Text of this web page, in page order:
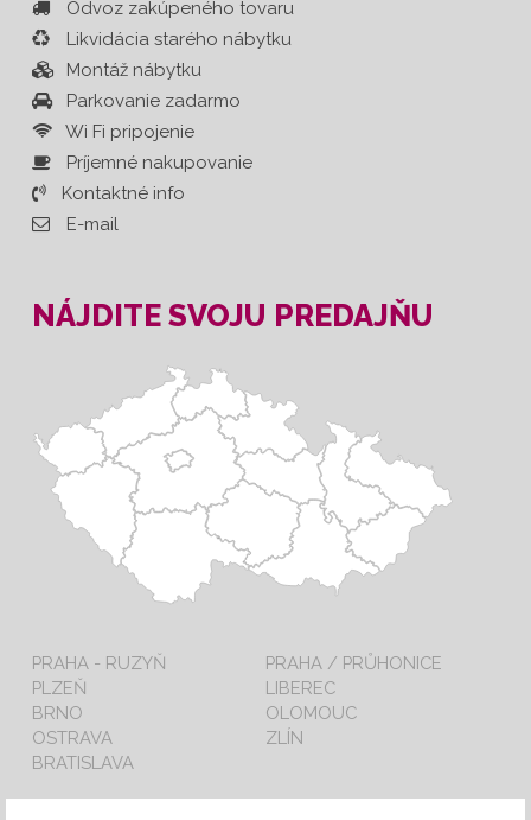
Odvoz zakúpeného tovaru
Likvidácia starého nábytku
Montáž nábytku
Parkovanie zadarmo
Wi Fi pripojenie
Príjemné nakupovanie
Kontaktné info
E-mail
NÁJDITE SVOJU PREDAJŇU
PRAHA - RUZYŇ
PRAHA / PRŮHONICE
PLZEŇ
LIBEREC
BRNO
OLOMOUC
OSTRAVA
ZLÍN
BRATISLAVA